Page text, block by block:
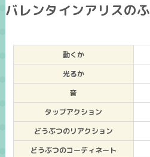
バレンタインアリスの
動くか
光るか
音
タップアクション
どうぶつのリアクション
どうぶつのコーディネート